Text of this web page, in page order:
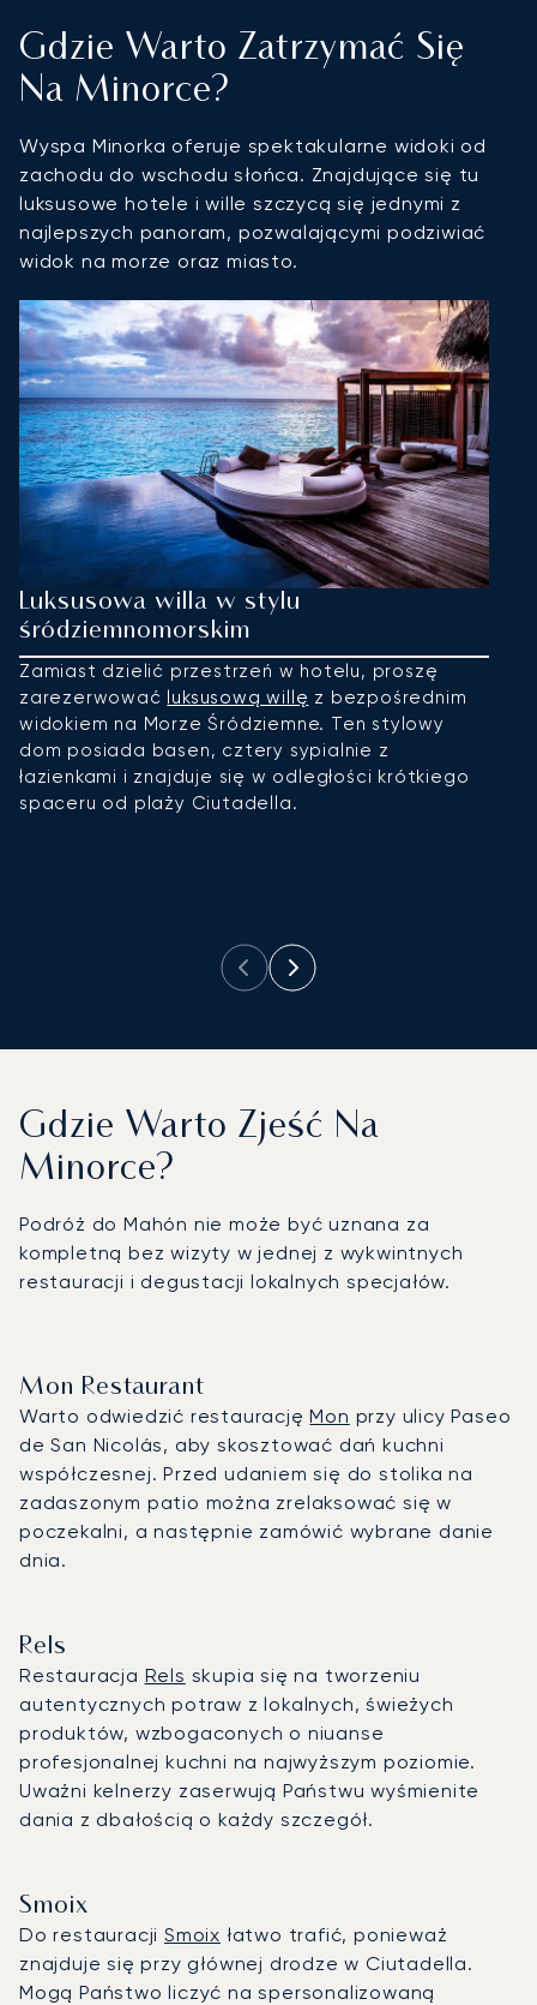
Gdzie Warto Zatrzymać Się
Na Minorce?
Wyspa Minorka oferuje spektakularne widoki od
zachodu do wschodu słońca. Znajdujące się tu
luksusowe hotele i wille szczycą się jednymi z
najlepszych panoram, pozwalającymi podziwiać
widok na morze oraz miasto.
Luksusowa willa w stylu
śródziemnomorskim
Zamiast dzielić przestrzeń w hotelu, proszę
zarezerwować luksusową willę z bezpośrednim
widokiem na Morze Śródziemne. Ten stylowy
dom posiada basen, cztery sypialnie z
łazienkami i znajduje się w odległości krótkiego
spaceru od plaży Ciutadella.
Gdzie Warto Zjeść Na
Minorce?
Podróż do Mahón nie może być uznana za
kompletną bez wizyty w jednej z wykwintnych
restauracji i degustacji lokalnych specjałów.
Mon Restaurant
Warto odwiedzić restauracjęMon przy ulicy Paseo
de San Nicolás, aby skosztować dań kuchni
współczesnej. Przed udaniem się do stolika na
zadaszonym patio można zrelaksować się w
poczekalni, a następnie zamówić wybrane danie
dnia.
Rels
Restauracja Rels skupia się na tworzeniu
autentycznych potraw z lokalnych, świeżych
produktów, wzbogaconych o niuanse
profesjonalnej kuchni na najwyższym poziomie.
Uważni kelnerzy zaserwują Państwu wyśmienite
dania z dbałością o każdy szczegół.
Smoix
Do restauracjiSmoix łatwo trafić, ponieważ
znajduje się przy głównej drodze w Ciutadella.
Mogą Państwo liczyć na spersonalizowaną